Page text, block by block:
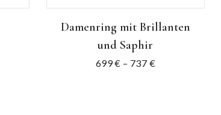
Damenring mit Brillanten
und Saphir
699€ – 737 €